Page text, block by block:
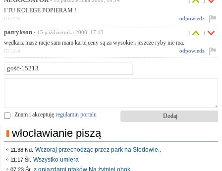
I TU KOLEGE POPIERAM !
odpowiedz
ID:3236
patrykson • 15 października 2008, 17:13
wędkarz masz racje sam mam karte,ceny są za wysokie i jeszcze ryby nie ma.
1 1
odpowiedz
ID:3244
Znam i akceptuję regulamin portalu
włocławianie piszą
11:38 Nd. Wczoraj przechodząc przez park na Słodowie..
11:17 Śr. Wszystko umiera
07:23 Śr. z gniazdami ptaków Na żytniej obok..